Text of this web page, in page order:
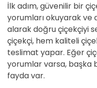
İlk adım, güvenilir bir
yorumları okuyarak ve
alarak doğru çiçekçiyi
çiçekçi, hem kaliteli
teslimat yapar. Eğer
yorumlar varsa, başka
fayda var.